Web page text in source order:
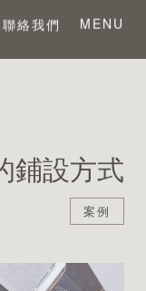
聯絡我們 MENU
鋪設方式
案例